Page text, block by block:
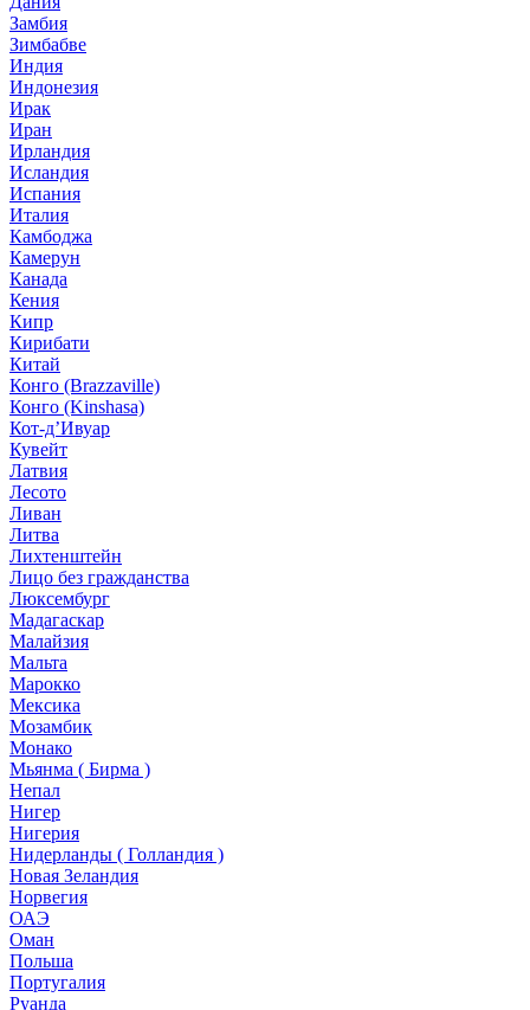
Замбия
Зимбабве
Индия
Индонезия
Ирак
Иран
Ирландия
Исландия
Испания
Италия
Камбоджа
Камерун
Канада
Кения
Кипр
Кирибати
Китай
Конго (Brazzaville)
Конго (Kinshasa)
Кот-д’Ивуар
Кувейт
Латвия
Лесото
Ливан
Литва
Лихтенштейн
Лицо без гражданства
Люксембург
Мадагаскар
Малайзия
Мальта
Марокко
Мексика
Мозамбик
Монако
Мьянма ( Бирма )
Непал
Нигер
Нигерия
Нидерланды ( Голландия )
Новая Зеландия
Норвегия
ОАЭ
Оман
Польша
Португалия
Руанда